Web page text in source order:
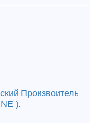
Произвоитель
).